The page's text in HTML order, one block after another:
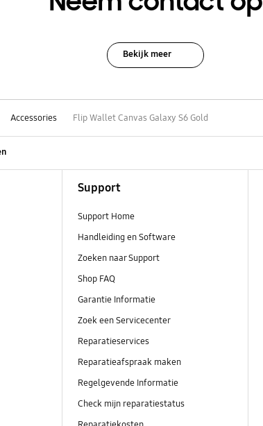
Bekijk meer
Accessories Flip Wallet Canvas Galaxy S6 Gold
Support
Support Home
Handleiding en Software
Zoeken naar Support
Shop FAQ
Garantie Informatie
Zoek een Servicecenter
Reparatieservices
Reparatieafspraak maken
Regelgevende Informatie
Check mijn reparatiestatus